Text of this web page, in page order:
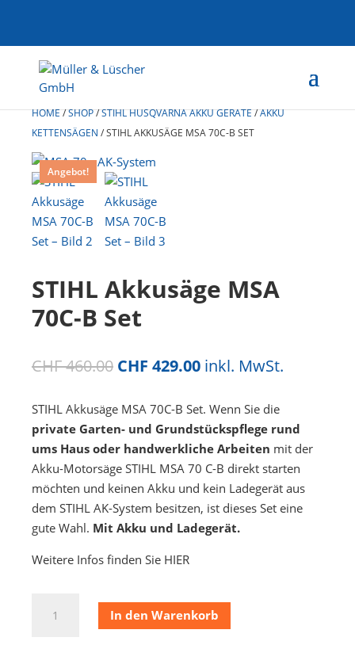
HOME/SHOP/STIHL HUSQVARNA AKKU GERÄTE/AKKU
KETTENSÄGEN /STIHL AKKUSÄGE MSA 70C-B SET
Angebot!
STIHL Akkusäge MSA
70C-B Set
CHF460.00 Ursprünglicher
war:
CHF 460.00
CHF 429.00Aktueller
ist:
CHF 429.00.
inkl. MwSt.
STIHL Akkusäge MSA 70C-B Set. Wenn Sie die
private Garten- und Grundstückspflege rund
ums Haus oder handwerkliche Arbeiten mit der
Akku-Motorsäge STIHL MSA 70 C-B direkt starten
möchten und keinen Akku und kein Ladegerät aus
dem STIHL AK-System besitzen, ist dieses Set eine
gute Wahl. Mit Akku und Ladegerät.
Weitere Infos finden Sie HIER
Akkusäge
In den Warenkorb